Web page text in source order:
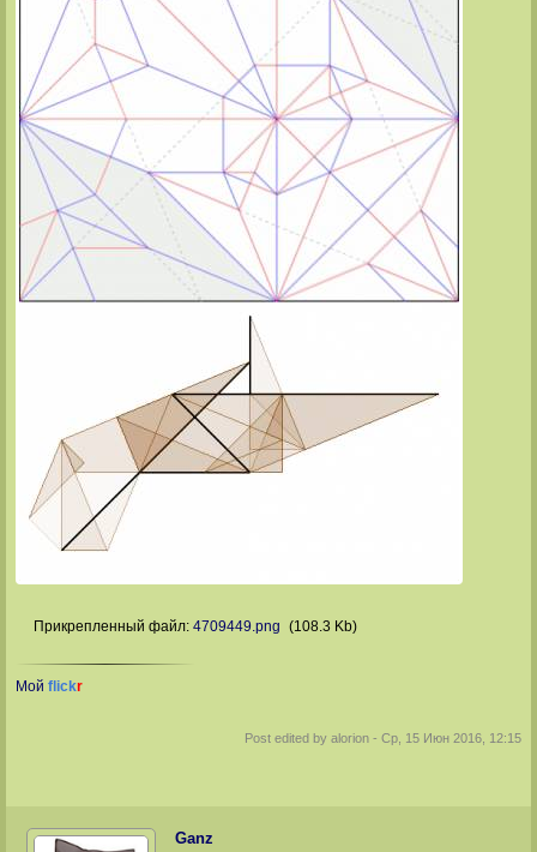
Прикрепленный файл: 4709449.png (108.3 Kb)
Мой flickr
Post edited byalorion -Ср, 15 Июн 2016, 12:15
Ganz